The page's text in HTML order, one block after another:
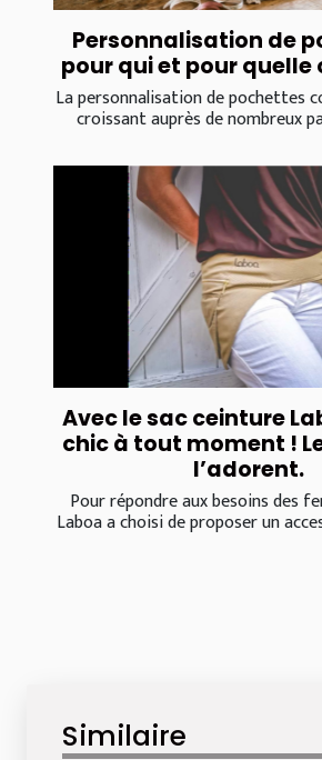
Personnalisation de
pour qui et pour quelle
La personnalisation de pochettes
croissant auprès de nombreux
Avec le sac ceinture
chic à tout moment !
l’adorent.
Pour répondre aux besoins des
Laboa a choisi de proposer un
Similaire